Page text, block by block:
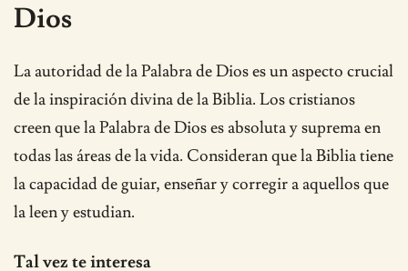
Dios
La autoridad de la Palabra de Dios es un aspecto crucial
de la inspiración divina de la Biblia. Los cristianos
creen que la Palabra de Dios es absoluta y suprema en
todas las áreas de la vida. Consideran que la Biblia tiene
la capacidad de guiar, enseñar y corregir a aquellos que
la leen y estudian.
Tal vez te interesa